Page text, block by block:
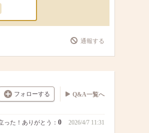
通報する
フォローする Q&A一覧へ
った！ありがとう： 0 2026/4/7 11:31